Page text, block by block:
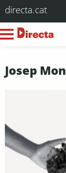
directa.cat
Josep